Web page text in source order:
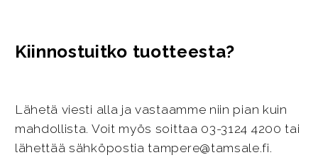
Kiinnostuitko tuotteesta?
Lähetä viesti alla ja vastaamme niin pian kuin
mahdollista. Voit myös soittaa 03-3124 4200 tai
lähettää sähköpostia tampere@tamsale.fi.